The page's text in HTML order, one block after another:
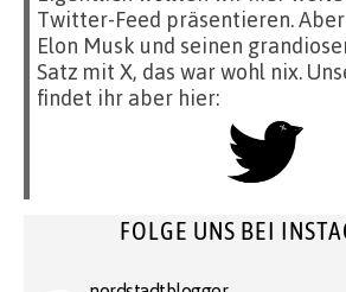
Twitter-Feed präsentieren.
Elon Musk und seinen
Satz mit X, das war wohl nix.
findet ihr aber hier:
FOLGE UNS BEI